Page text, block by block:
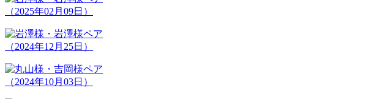
（2025年02月09日）
（2024年12月25日）
（2024年10月03日）